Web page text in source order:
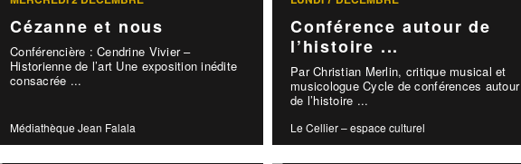
Cézanne et nous
Conférencière : Cendrine Vivier –
Historienne de l’art Une exposition inédite
consacrée ...
Médiathèque Jean Falala
Conférence autour de
l’histoire ...
Par Christian Merlin, critique musical et
musicologue Cycle de conférences autour
de l’histoire ...
Le Cellier – espace culturel